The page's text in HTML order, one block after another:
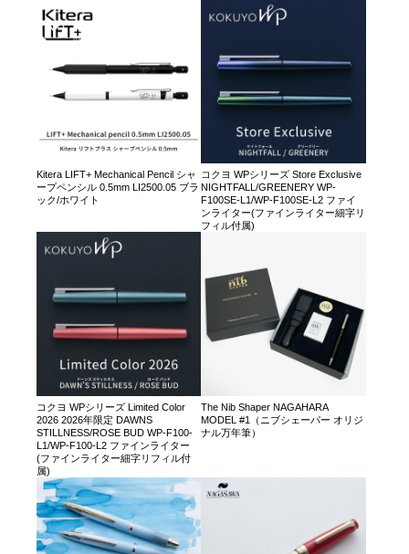
Kitera LIFT+ Mechanical Pencil シャ
ープペンシル 0.5mm LI2500.05 ブラ
ック/ホワイト
コクヨ WPシリーズ Store Exclusive
NIGHTFALL/GREENERY WP-
F100SE-L1/WP-F100SE-L2 ファイ
ンライター(ファインライター細字リ
フィル付属)
コクヨ WPシリーズ Limited Color
2026 2026年限定 DAWNS
STILLNESS/ROSE BUD WP-F100-
L1/WP-F100-L2 ファインライター
(ファインライター細字リフィル付
属)
The Nib Shaper NAGAHARA
MODEL #1（ニブシェーパー オリジ
ナル万年筆）